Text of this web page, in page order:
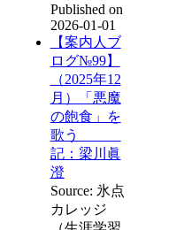
Published on
2026-01-01
【案内人ブ
ログ№99】
（2025年12
月）「悪魔
の飽食」を
歌う
記：梁川眞
澄
Source: 氷点
カレッジ